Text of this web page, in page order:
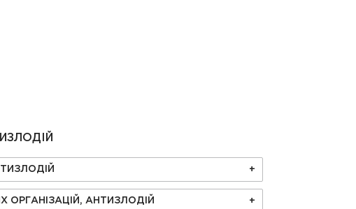
ОРГАНІЗАЦІЙ, АНТИЗЛОДІЙ